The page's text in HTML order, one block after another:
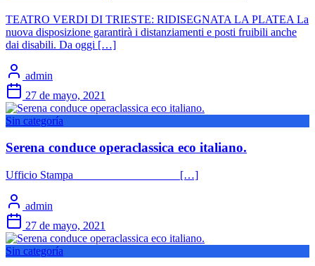
TEATRO VERDI DI TRIESTE: RIDISEGNATA LA PLATEA La
nuova disposizione garantirà i distanziamenti e posti fruibili anche
dai disabili. Da oggi […]
admin
27 de mayo, 2021
Sin categoría
Serena conduce operaclassica eco italiano.
Ufficio Stampa […]
admin
27 de mayo, 2021
Sin categoría